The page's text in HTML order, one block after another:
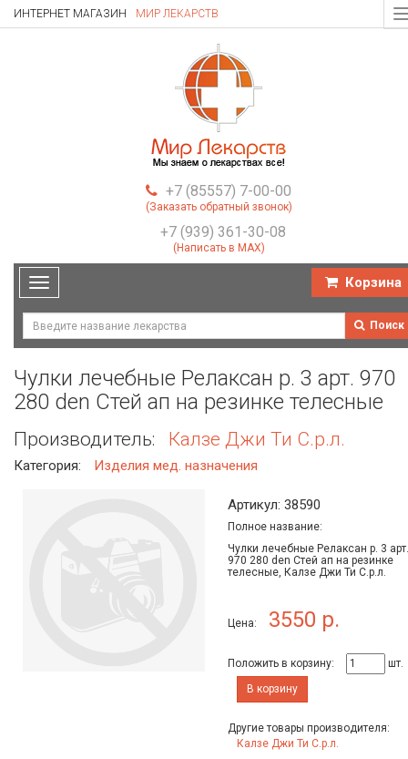
ИНТЕРНЕТ МАГАЗИН МИР ЛЕКАРСТВ
+7 (85557) 7-00-00
(Заказать обратный звонок)
+7 (939) 361-30-08
(Написать в MAX)
Toggle
navigation
Корзина
Поиск
Чулки лечебные Релаксан р. 3 арт. 970
280 den Стей ап на резинке телесные
Производитель: Калзе Джи Ти C.р.л.
Категория: Изделия мед. назначения
Артикул: 38590
Полное название:
Чулки лечебные Релаксан р. 3 арт.
970 280 den Стей ап на резинке
телесные, Калзе Джи Ти C.р.л.
Цена: 3550 р.
Положить в корзину:
шт.
В корзину
Другие товары производителя:
Калзе Джи Ти C.р.л.